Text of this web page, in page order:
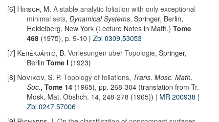
[6] Hirsch, M. A stable analytic foliation with only exceptional
minimal sets, Dynamical Systems, Springer, Berlin,
Heidelberg, New York (Lecture Notes in Math.) Tome
468 (1975), p. 9-10 | Zbl 0309.53053
[7] Kerékjártó, B. Vorlesungen uber Topologie, Springer,
Berlin Tome I (1923)
[8] Novikov, S. P. Topology of foliations, Trans. Mosc. Math.
Soc., Tome 14 (1965), pp. 268-304 (translation from Tr.
Mosk. Mat. Obshch. 14, 248-278 (1965)) | MR 200938 |
Zbl 0247.57006